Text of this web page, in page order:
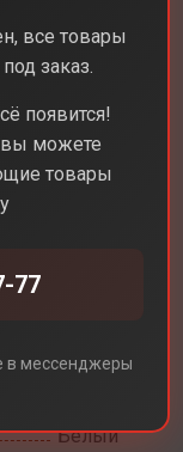
Белый
все товары
заказ.
появится!
вы можете
товары
77
в мессенджеры